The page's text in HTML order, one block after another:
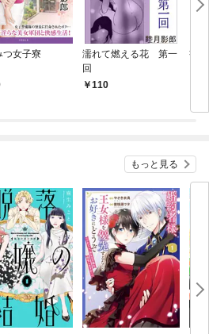
つ女子寮
濡れて燃える花 第一
回
110
書
もっと見る